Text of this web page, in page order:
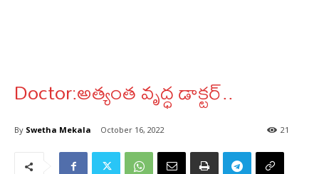
Doctor:అత్యంత వృద్ధ డాక్టర్..
By Swetha Mekala October 16, 2022 21